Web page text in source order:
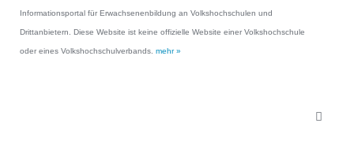
Informationsportal für Erwachsenenbildung an Volkshochschulen und
Drittanbietern. Diese Website ist keine offizielle Website einer Volkshochschule
oder eines Volkshochschulverbands. mehr »